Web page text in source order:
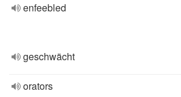
enfeebled
geschwächt
orators